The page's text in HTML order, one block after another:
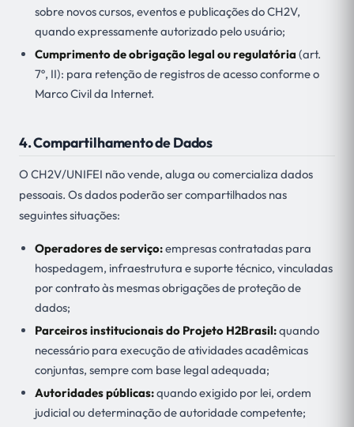
sobre novos cursos, eventos e publicações do CH2V,
quando expressamente autorizado pelo usuário;
Cumprimento de obrigação legal ou regulatória (art.
7º, II): para retenção de registros de acesso conforme o
Marco Civil da Internet.
4. Compartilhamento de Dados
O CH2V/UNIFEI não vende, aluga ou comercializa dados
pessoais. Os dados poderão ser compartilhados nas
seguintes situações:
Operadores de serviço:empresas contratadas para
hospedagem, infraestrutura e suporte técnico, vinculadas
por contrato às mesmas obrigações de proteção de
dados;
Parceiros institucionais do Projeto H2Brasil:quando
necessário para execução de atividades acadêmicas
conjuntas, sempre com base legal adequada;
Autoridades públicas:quando exigido por lei, ordem
judicial ou determinação de autoridade competente;